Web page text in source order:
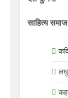
साहित्य